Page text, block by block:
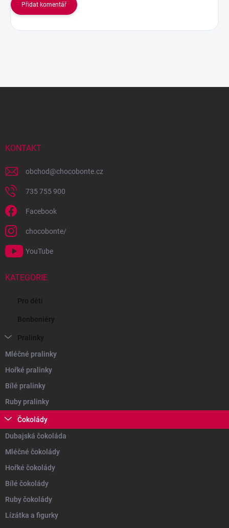
Přidat komentář
KONTAKT
obchod@chocobonte.cz
735 755 900
Facebook
chocobonte/
YouTube
KATEGORIE
Pro děti
Bonboniéry
Pralinky
Mléčné pralinky
Hořké pralinky
Bílé pralinky
Ruby pralinky
Čokolády
Dubajská čokoláda
Mléčné čokolády
Hořké čokolády
Bílé čokolády
Ruby čokolády
Lízátka a figurky